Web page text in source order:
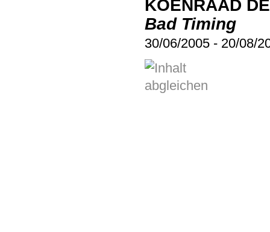
KOENRAAD
Bad Timing
30/06/2005 - 20/08/